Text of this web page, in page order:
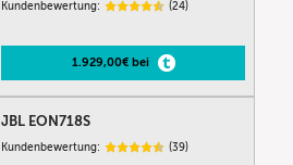
Kundenbewertung: (24)
1.929,00€ bei
JBL EON718S
Kundenbewertung: (39)